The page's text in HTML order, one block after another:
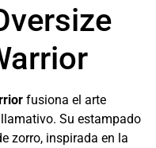
fusiona el arte
Su estampado
zorro, inspirada en la